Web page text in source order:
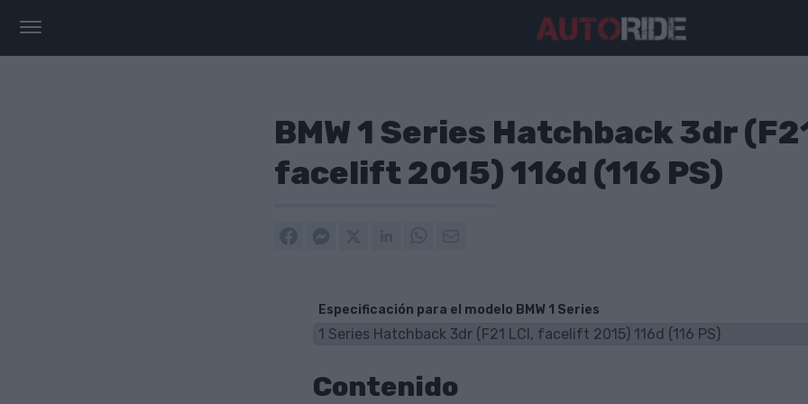
BMW 1 Series Hatchback 3dr
facelift 2015) 116d (116 PS)
Especificación para el modelo BMW 1 Series
Contenido